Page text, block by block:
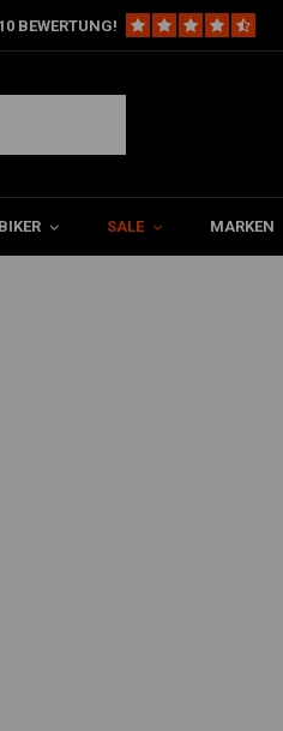
BEWERTUNG!
SALE MARKEN